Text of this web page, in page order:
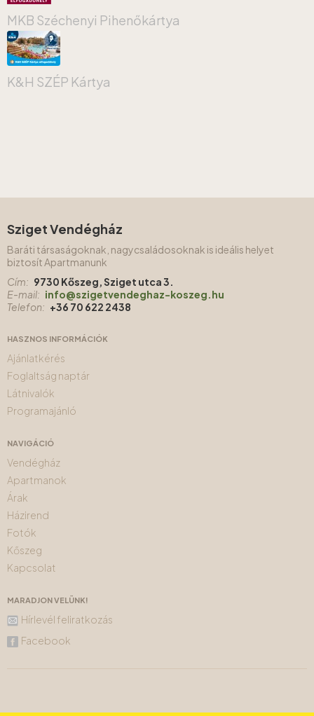
MKB Széchenyi Pihenőkártya
K&H SZÉP Kártya
Sziget Vendégház
Baráti társaságoknak, nagycsaládosoknak is ideális helyet
biztosít Apartmanunk
Cím: 9730 Kőszeg, Sziget utca 3.
E-mail: info@szigetvendeghaz-koszeg.hu
Telefon: +36 70 622 2438
HASZNOS INFORMÁCIÓK
Ajánlatkérés
Foglaltság naptár
Látnivalók
Programajánló
NAVIGÁCIÓ
Vendégház
Apartmanok
Árak
Házirend
Fotók
Kőszeg
Kapcsolat
MARADJON VELÜNK!
Hírlevél feliratkozás
Facebook